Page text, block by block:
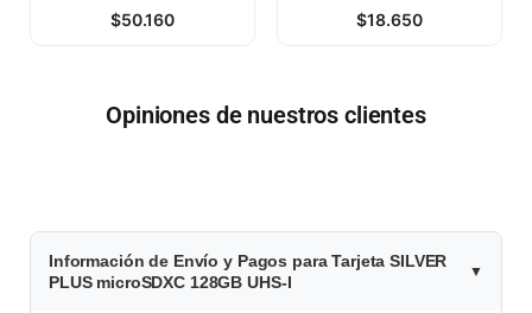
$50.160 $18.650
Opiniones de nuestros clientes
$
7
Información de Envío y Pagos para Tarjeta SILVER
PLUS microSDXC 128GB UHS-I